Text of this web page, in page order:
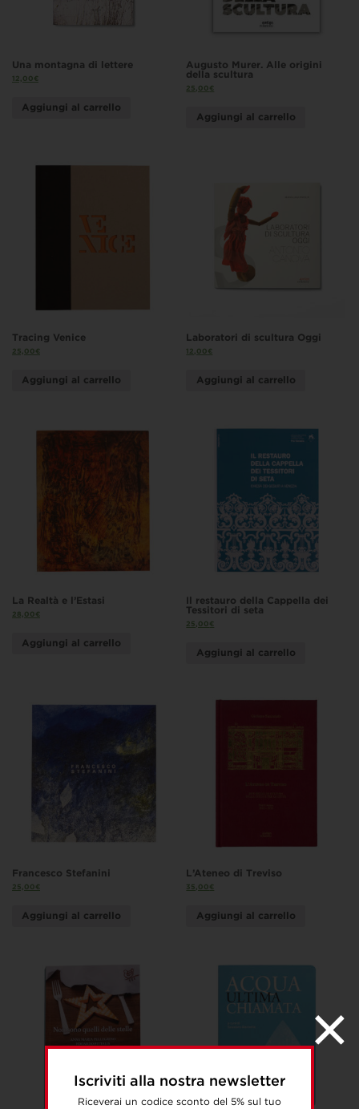
Iscriviti alla nostra newsletter
Riceverai un codice sconto del 5% sul tuo
Una montagna di lettere
12,00€
Aggiungi al carrello
Augusto Murer. Alle origini
della scultura
25,00€
Aggiungi al carrello
Tracing Venice
25,00€
Aggiungi al carrello
Laboratori di scultura Oggi
12,00€
Aggiungi al carrello
La Realtà e l’Estasi
28,00€
Aggiungi al carrello
Il restauro della Cappella dei
Tessitori di seta
25,00€
Aggiungi al carrello
Francesco Stefanini
25,00€
Aggiungi al carrello
L’Ateneo di Treviso
35,00€
Aggiungi al carrello